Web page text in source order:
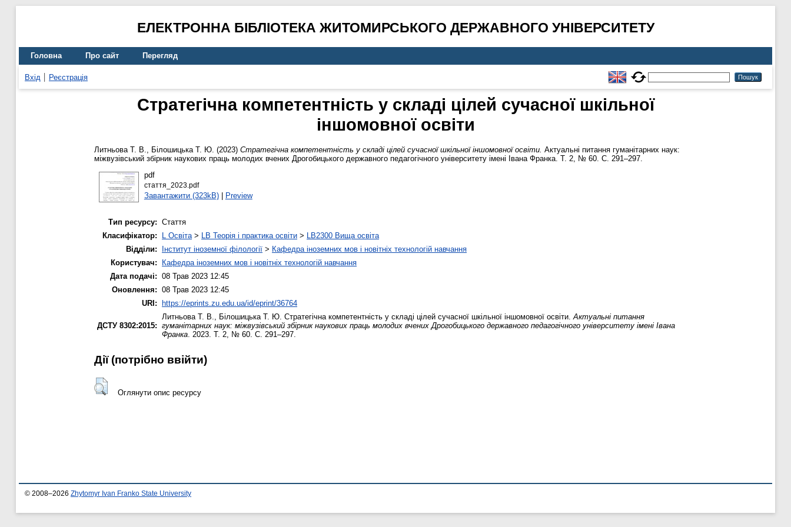
ЕЛЕКТРОННА БІБЛІОТЕКА ЖИТОМИРСЬКОГО ДЕРЖАВНОГО УНІВЕРСИТЕТУ
Головна Про сайт Перегляд
Вхід Реєстрація
Стратегічна компетентність у складі цілей сучасної шкільної
іншомовної освіти
Литньова Т. В., Білошицька Т. Ю. (2023) Стратегічна компетентність у складі цілей сучасної шкільної іншомовної освіти. Актуальні питання гуманітарних наук:
міжвузівський збірник наукових праць молодих вчених Дрогобицького державного педагогічного університету імені Івана Франка. Т. 2, № 60. С. 291–297.
pdf
стаття_2023.pdf
Завантажити (323kB)| Preview
Тип ресурсу: Стаття
Класифікатор:
L Освіта> LB Теорія і практика освіти > LB2300 Вища освіта
Відділи:
Інститут іноземної філології > Кафедра іноземних мов і новітніх технологій навчання
Користувач:
Кафедра іноземних мов і новітніх технологій навчання
Дата подачі: 08 Трав 2023 12:45
Оновлення: 08 Трав 2023 12:45
URI:
https://eprints.zu.edu.ua/id/eprint/36764
ДСТУ 8302:2015:
Литньова Т. В., Білошицька Т. Ю. Стратегічна компетентність у складі цілей сучасної шкільної іншомовної освіти.Актуальні питання
гуманітарних наук: міжвузівський збірник наукових праць молодих вчених Дрогобицького державного педагогічного університету імені Івана
Франка. 2023. Т. 2, № 60. С. 291–297.
Дії ​​(потрібно ввійти)
Оглянути опис ресурсу
© 2008–2026 Zhytomyr Ivan Franko State University